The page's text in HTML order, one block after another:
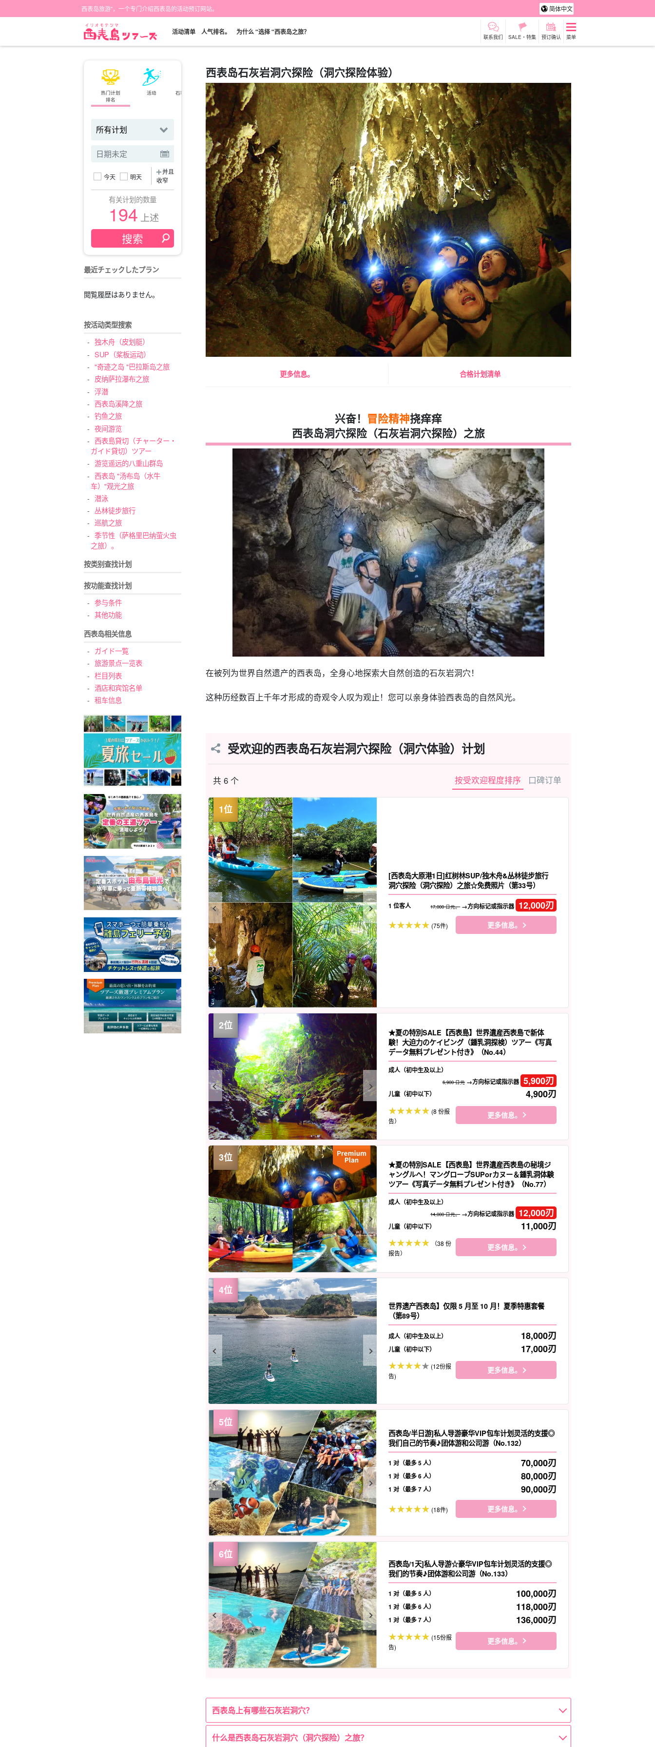
西表岛旅游"，一个专门介绍西表岛的活动预订网站。 简体中文
活动清单 人气排名。 为什么 "选择 "西表岛之旅？
联系我们 SALE・特集 预订确认 菜单
热门计划
排名
活动
石垣岛⇄西表岛
可当天预订
规划
超值折扣
设计图
保险费
选定计划
西表岛 "瀑布"。
观光
巴拉斯岛之旅 租车 观光旅游
今天 明天
并且
收窄
有关计划的数量
194 上述
最近チェックしたプラン
閲覧履歴はありません。
按活动类型搜索
独木舟（皮划艇）
SUP（桨板运动）
"奇迹之岛 "巴拉斯岛之旅
皮纳萨拉瀑布之旅
浮潜
西表岛溪降之旅
钓鱼之旅
夜间游览
西表島貸切（チャーター・
ガイド貸切）ツアー
游览遥远的八重山群岛
西表岛 "汤布岛（水牛
车）"观光之旅
潜泳
丛林徒步旅行
巡航之旅
季节性（萨格里巴纳萤火虫
之旅）。
按类别查找计划
按功能查找计划
参与条件
其他功能
西表岛相关信息
ガイド一覧
旅游景点一览表
栏目列表
酒店和宾馆名单
租车信息
西表岛石灰岩洞穴探险（洞穴探险体验）
更多信息。 合格计划清单
兴奋！ 冒险精神挠痒痒
西表岛洞穴探险（石灰岩洞穴探险）之旅
在被列为世界自然遗产的西表岛，全身心地探索大自然创造的石灰岩洞穴！
这种历经数百上千年才形成的奇观令人叹为观止！您可以亲身体验西表岛的自然风光。
受欢迎的西表岛石灰岩洞穴探险（洞穴体验）计划
共 6 个 按受欢迎程度排序 口碑订单
[西表岛大原港1日]红树林SUP/独木舟&丛林徒步旅行
洞穴探险（洞穴探险）之旅☆免费照片（第33号）
1 位客人 17,000 日元。→方向标记或指示器 12,000刃
(75件) 更多信息。
★夏の特別SALE【西表島】世界遺産西表島で新体
験！大迫力のケイビング（鍾乳洞探検）ツアー《写真
データ無料プレゼント付き》（No.44）
成人（初中生及以上）
6,900 日元→方向标记或指示器 5,900刃
儿童（初中以下） 4,900刃
(8 份报
告）
更多信息。
★夏の特別SALE【西表島】世界遺産西表島の秘境ジ
ャングルへ！マングローブSUPorカヌー＆鍾乳洞体験
ツアー《写真データ無料プレゼント付き》（No.77）
成人（初中生及以上）
14,000 日元。→方向标记或指示器 12,000刃
儿童（初中以下） 11,000刃
（38 份
报告）
更多信息。
世界遗产西表岛】仅限 5 月至 10 月！夏季特惠套餐
（第89号）
成人（初中生及以上） 18,000刃
儿童（初中以下） 17,000刃
(12份报
告)
更多信息。
西表岛/半日游]私人导游豪华VIP包车计划灵活的支援◎
我们自己的节奏♪团体游和公司游（No.132）
1 对（最多 5 人） 70,000刃
1 对（最多 6 人） 80,000刃
1 对（最多 7 人） 90,000刃
(18件) 更多信息。
西表岛/1天]私人导游☆豪华VIP包车计划灵活的支援◎
我们的节奏♪团体游和公司游（No.133）
1 对（最多 5 人） 100,000刃
1 对（最多 6 人） 118,000刃
1 对（最多 7 人） 136,000刃
(15份报
告)
更多信息。
西表岛上有哪些石灰岩洞穴？
什么是西表岛石灰岩洞穴（洞穴探险）之旅？